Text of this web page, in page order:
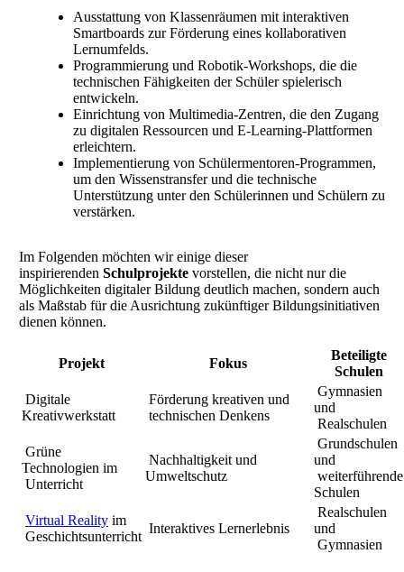
Ausstattung von Klassenräumen mit interaktiven
Smartboards zur Förderung eines kollaborativen
Lernumfelds.
Programmierung und Robotik-Workshops, die die
technischen Fähigkeiten der Schüler spielerisch
entwickeln.
Einrichtung von Multimedia-Zentren, die den Zugang
zu digitalen Ressourcen und E-Learning-Plattformen
erleichtern.
Implementierung von Schülermentoren-Programmen,
um den Wissenstransfer und die technische
Unterstützung unter den Schülerinnen und Schülern zu
verstärken.
Im Folgenden möchten wir einige dieser
inspirierenden Schulprojekte vorstellen, die nicht nur die
Möglichkeiten digitaler Bildung deutlich machen, sondern auch
als Maßstab für die Ausrichtung zukünftiger Bildungsinitiativen
dienen können.
Projekt Fokus
Beteiligte
Schulen
Digitale
Kreativwerkstatt
Förderung kreativen und
technischen Denkens
Gymnasien
und
Realschulen
Grüne
Technologien im
Unterricht
Nachhaltigkeit und
Umweltschutz
Grundschulen
und
weiterführende
Schulen
Virtual Reality im
Geschichtsunterricht
Interaktives Lernerlebnis
Realschulen
und
Gymnasien